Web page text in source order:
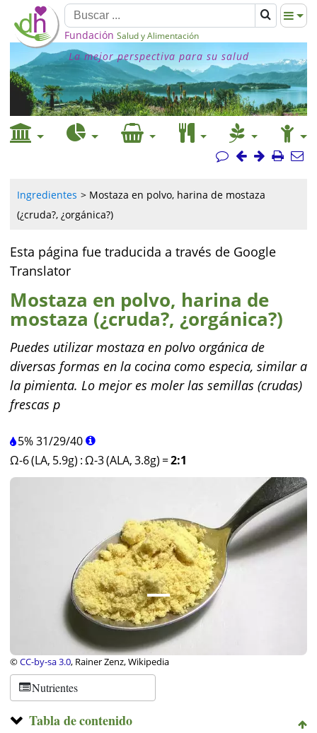
Fundación Salud y Alimentación
La mejor perspectiva para su salud
Ingredientes
Mostaza en polvo, harina de mostaza
(¿cruda?, ¿orgánica?)
Esta página fue traducida a través de Google
Translator
Mostaza en polvo, harina de
mostaza (¿cruda?, ¿orgánica?)
Puedes utilizar mostaza en polvo orgánica de
diversas formas en la cocina como especia, similar a
la pimienta. Lo mejor es moler las semillas (crudas)
frescas p
5%31/29/40
Ω-6 (LA, 5.9g) :Ω-3 (ALA, 3.8g) =2:1
©CC-by-sa 3.0, Rainer Zenz, Wikipedia
Nutrientes
Tabla de contenido